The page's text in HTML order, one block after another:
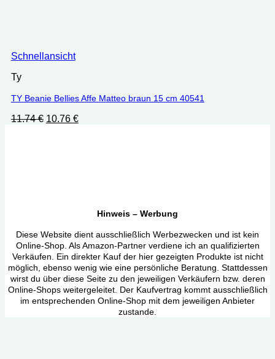
Schnellansicht
Ty
TY Beanie Bellies Affe Matteo braun 15 cm 40541
11.74€ Ursprünglicher
10.76 €Aktueller
Hinweis – Werbung
Diese Website dient ausschließlich Werbezwecken und ist kein
Online-Shop. Als Amazon-Partner verdiene ich an qualifizierten
Verkäufen. Ein direkter Kauf der hier gezeigten Produkte ist nicht
möglich, ebenso wenig wie eine persönliche Beratung. Stattdessen
wirst du über diese Seite zu den jeweiligen Verkäufern bzw. deren
Online-Shops weitergeleitet. Der Kaufvertrag kommt ausschließlich
im entsprechenden Online-Shop mit dem jeweiligen Anbieter
zustande.